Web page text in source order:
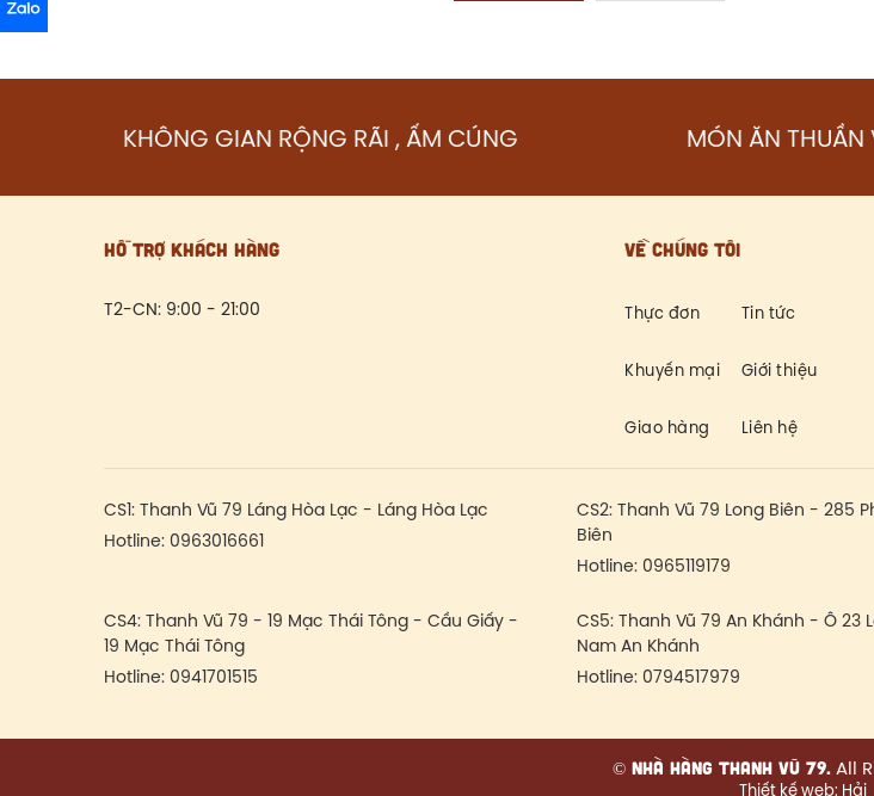
KHÔNG GIAN RỘNG RÃI , ẤM CÚNG MÓN ĂN THUẦN
HỖ TRỢ KHÁCH HÀNG
T2-CN: 9:00 - 21:00
VỀ CHÚNG TÔI
Thực đơn
Tin tức
Khuyến mại
Giới thiệu
Giao hàng
Liên hệ
CS1:Thanh Vũ 79 Láng Hòa Lạc - Láng Hòa Lạc
Hotline: 0963016661
CS2:Thanh Vũ 79 Long Biên - 285
Biên
Hotline: 0965119179
CS4:Thanh Vũ 79 - 19 Mạc Thái Tông - Cầu Giấy -
19 Mạc Thái Tông
Hotline: 0941701515
CS5:Thanh Vũ 79 An Khánh - Ô 23
Nam An Khánh
Hotline: 0794517979
© Nhà hàng Thanh Vũ 79.All